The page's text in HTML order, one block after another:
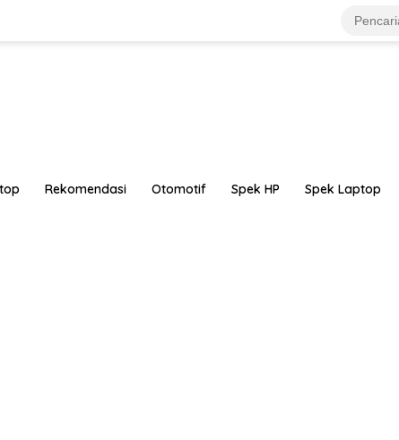
Rekomendasi Otomotif Spek HP Spek Laptop